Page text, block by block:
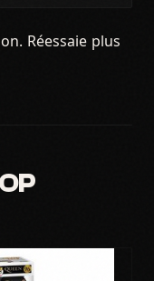
Réessaie plus